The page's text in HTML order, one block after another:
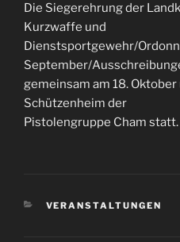
Die Siegerehrung der
Kurzwaffe und
Dienstsportgewehr/
September/
gemeinsam am 18.
Schützenheim der
Pistolengruppe Cham statt.
KATEGORIEN
VERANSTALTUNGEN